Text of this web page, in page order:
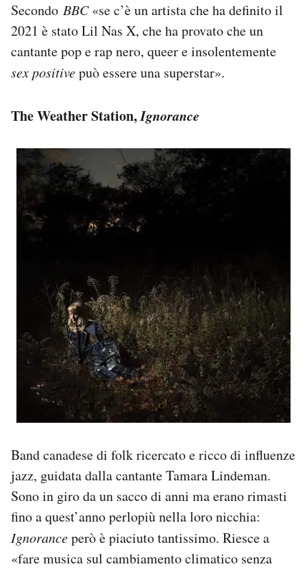
Secondo BBC«se c’è un artista che ha definito il
2021 è stato Lil Nas X, che ha provato che un
cantante pop e rap nero, queer e insolentemente
sex positivepuò essere una superstar».
The Weather Station,Ignorance
Band canadese di folk ricercato e ricco di influenze
jazz, guidata dalla cantante Tamara Lindeman.
Sono in giro da un sacco di anni ma erano rimasti
fino a quest’anno perlopiù nella loro nicchia:
Ignoranceperò è piaciuto tantissimo. Riesce a
«fare musica sul cambiamento climatico senza